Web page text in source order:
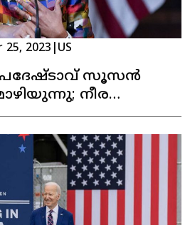
25, 2023 US
സൂസൻ
നീര